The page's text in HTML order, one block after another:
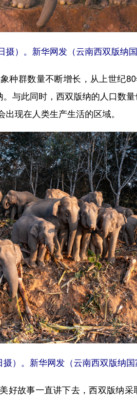
）。新华网发（云南西双版纳
群数量不断增长，从上世纪
与此同时，西双版纳的人口数
现在人类生产生活的区域。
）。新华网发（云南西双版纳
故事一直讲下去，西双版纳采